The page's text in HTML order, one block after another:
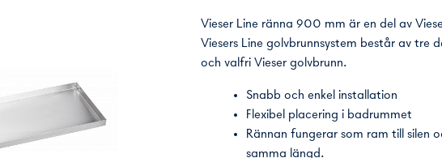
Vieser Line ränna 900 mm är en del av
Viesers Line golvbrunnsystem består av tre
och valfri Vieser golvbrunn.
Snabb och enkel installation
Flexibel placering i badrummet
Rännan fungerar som ram till silen
samma längd.